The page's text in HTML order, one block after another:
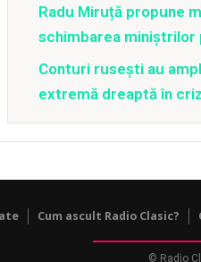
Radu Miruță propune
schimbarea
Conturi rusești au
extremă dreaptă în
Cum ascult Radio Clasic?
© Radio